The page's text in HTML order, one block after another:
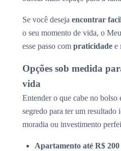
Se você deseja encontrar
o seu momento de vida, o
esse passo com praticidade e
Opções sob medida
vida
Entender o que cabe no bolso
segredo para ter um resultado
moradia ou investimento
Apartamento até R$